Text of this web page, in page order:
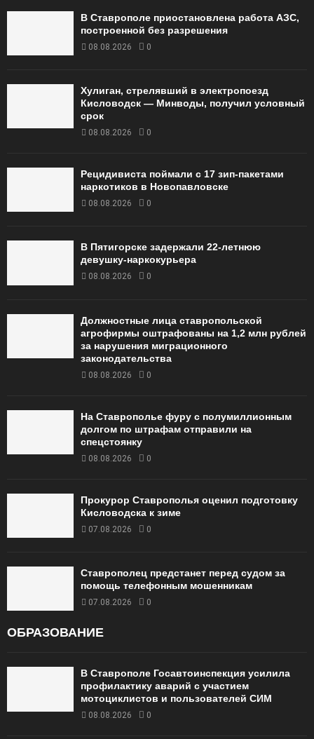
В Ставрополе приостановлена работа АЗС,
построенной без разрешения
08.08.2026 0
Хулиган, стрелявший в электропоезд
Кисловодск — Минводы, получил условный
срок
08.08.2026 0
Рецидивиста поймали с 17 зип-пакетами
наркотиков в Новопавловске
08.08.2026 0
В Пятигорске задержали 22-летнюю
девушку-наркокурьера
08.08.2026 0
Должностные лица ставропольской
агрофирмы оштрафованы на 1,2 млн рублей
за нарушения миграционного
законодательства
08.08.2026 0
На Ставрополье фуру с полумиллионным
долгом по штрафам отправили на
спецстоянку
08.08.2026 0
Прокурор Ставрополья оценил подготовку
Кисловодска к зиме
07.08.2026 0
Ставрополец предстанет перед судом за
помощь телефонным мошенникам
07.08.2026 0
ОБРАЗОВАНИЕ
В Ставрополе Госавтоинспекция усилила
профилактику аварий с участием
мотоциклистов и пользователей СИМ
08.08.2026 0